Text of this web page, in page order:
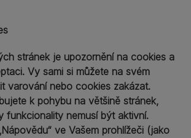
stránek je upozornění na cookies a
Vy sami si můžete na svém
varování nebo cookies zakázat.
k pohybu na většině stránek,
funkcionality nemusí být aktivní.
ve Vašem prohlížeči (jako